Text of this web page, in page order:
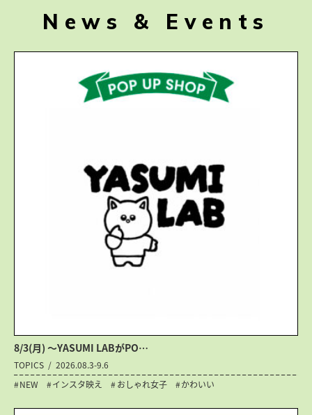
News & Events
8/3(月) 〜YASUMI LABがPO…
TOPICS
2026.08.3-9.6
NEW
インスタ映え おしゃれ女子 かわいい